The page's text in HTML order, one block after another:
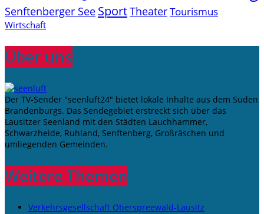
Senftenberger See SportTheaterTourismus
Wirtschaft
Über uns
Der TV-Sender "seenluft24" bietet lokale Inhalte aus dem Süden
Brandenburgs. Das Sendegebiet erstreckt sich über das
Lausitzer Seenland mit den Städten Lauchhammer,
Schwarzheide, Ruhland, Senftenberg, Großräschen und
umliegenden Gemeinden.
Weitere Themen
Verkehrsgesellschaft Oberspreewald-Lausitz